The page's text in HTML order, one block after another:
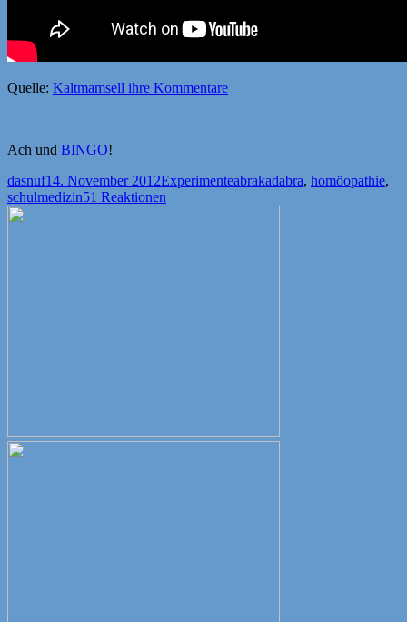
Quelle: Kaltmamsell ihre Kommentare
Ach und BINGO!
Autor
dasnufVeröffentlicht
am
14. November 2012Kategorien
ExperimenteSchlagwörter
abrakadabra, homöopathie,
schulmedizin51 Reaktionen